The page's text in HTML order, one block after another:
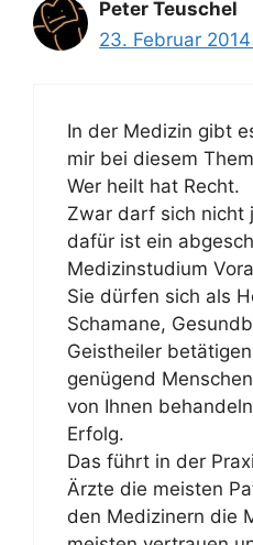
Peter Teuschel
23. Februar
In der Medizin gibt
mir bei diesem
Wer heilt hat Recht.
Zwar darf sich nicht
dafür ist ein
Medizinstudium
Sie dürfen sich als
Schamane,
Geistheiler
genügend
von Ihnen
Erfolg.
Das führt in der
Ärzte die meisten
den Medizinern die